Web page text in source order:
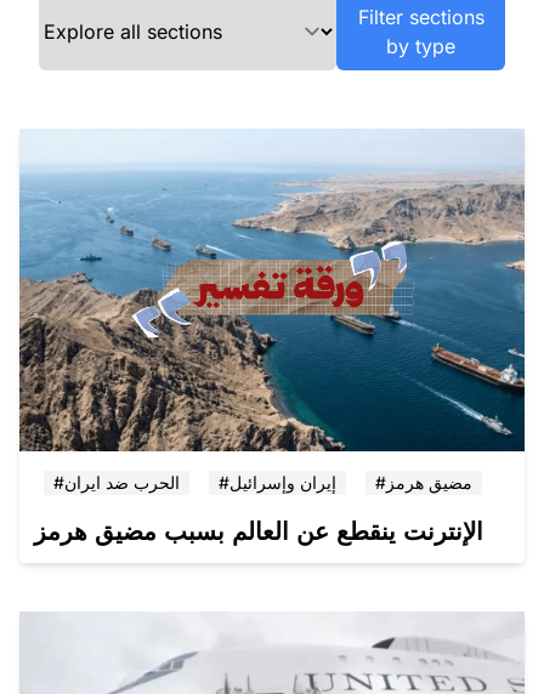
Filter sections
by type
#الحرب ضد ايران #إيران وإسرائيل #مضيق هرمز
الإنترنت ينقطع عن العالم بسبب مضيق هرمز